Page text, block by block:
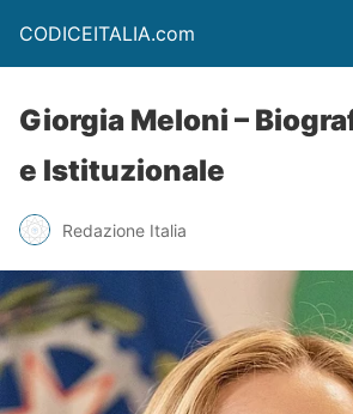
CODICEITALIA.com
Giorgia Meloni –
e Istituzionale
Redazione Italia